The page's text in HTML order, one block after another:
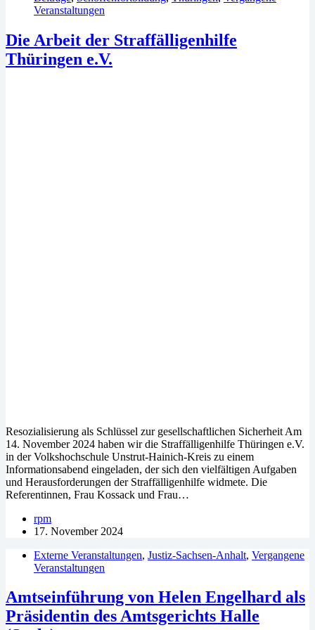
Veranstaltungen
Die Arbeit der Straffälligenhilfe
Thüringen e.V.
Resozialisierung als Schlüssel zur gesellschaftlichen Sicherheit Am
14. November 2024 haben wir die Straffälligenhilfe Thüringen e.V.
in der Volkshochschule Unstrut-Hainich-Kreis zu einem
Informationsabend eingeladen, der sich den vielfältigen Aufgaben
und Herausforderungen der Straffälligenhilfe widmete. Die
Referentinnen, Frau Kossack und Frau…
rpm
17. November 2024
Externe Veranstaltungen, Justiz-Sachsen-Anhalt, Vergangene
Veranstaltungen
Amtseinführung von Helen Engelhard als
Präsidentin des Amtsgerichts Halle